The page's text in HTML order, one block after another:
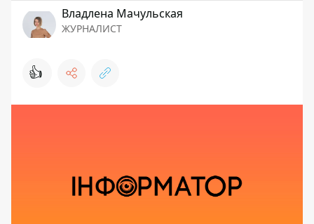
Владлена Мачульская
ЖУРНАЛИСТ
👍